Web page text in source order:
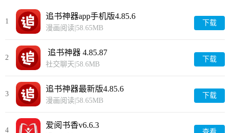
1
追书神器app手机版4.85.6
漫画阅读 58.65MB
下载
2
追书神器 4.85.87
社交聊天 58.6MB
下载
3
追书神器最新版4.85.6
漫画阅读 58.65MB
下载
4
爱阅书香v6.6.3